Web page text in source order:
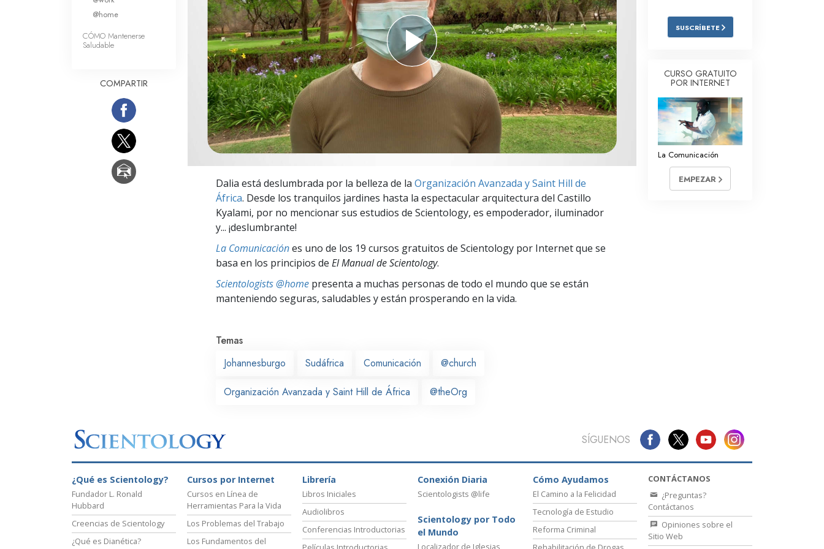
Amor y Odio: ¿Qué es Grandeza?
Respuestas a las Drogas
Los Niños
Herramientas para el Entorno Laboral
La Ética y las
Condiciones
La Causa de la Supresión
Investigaciones
Los Fundamentos de la Organización
Los Fundamentos de las Relaciones
Dalia está deslumbrada por la belleza de la Organización Avanzada y Saint Hill de
África. Desde los tranquilos jardines hasta la espectacular arquitectura del Castillo
Kyalami, por no mencionar sus estudios de Scientology, es empoderador, iluminador
y... ¡deslumbrante!
La Comunicaciónes uno de los 19 cursos gratuitos de Scientology por Internet que se
basa en los principios de El Manual de Scientology.
Scientologists @home presenta a muchas personas de todo el mundo que se están
manteniendo seguras, saludables y están prosperando en la vida.
Temas
Johannesburgo
Sudáfrica Comunicación @church
Organización Avanzada y Saint Hill de África @theOrg
@home
CÓMO Mantenerse
Saludable
COMPARTIR
SUSCRÍBETE
CURSO GRATUITO
POR INTERNET
La Comunicación
EMPEZAR
SÍGUENOS
¿Qué es Scientology?
Fundador L. Ronald
Hubbard
Creencias de Scientology
¿Qué es Dianética?
Cursos por Internet
Cursos en Línea de
Herramientas Para la Vida
Los Problemas del Trabajo
Los Fundamentos del
Librería
Libros Iniciales
Audiolibros
Conferencias Introductorias
Conexión Diaria
Scientologists @life
Scientology por Todo
el Mundo
Localizador de Iglesias
Cómo Ayudamos
El Camino a la Felicidad
Tecnología de Estudio
Reforma Criminal
CONTÁCTANOS
¿Preguntas?
Contáctanos
Opiniones sobre el
Sitio Web